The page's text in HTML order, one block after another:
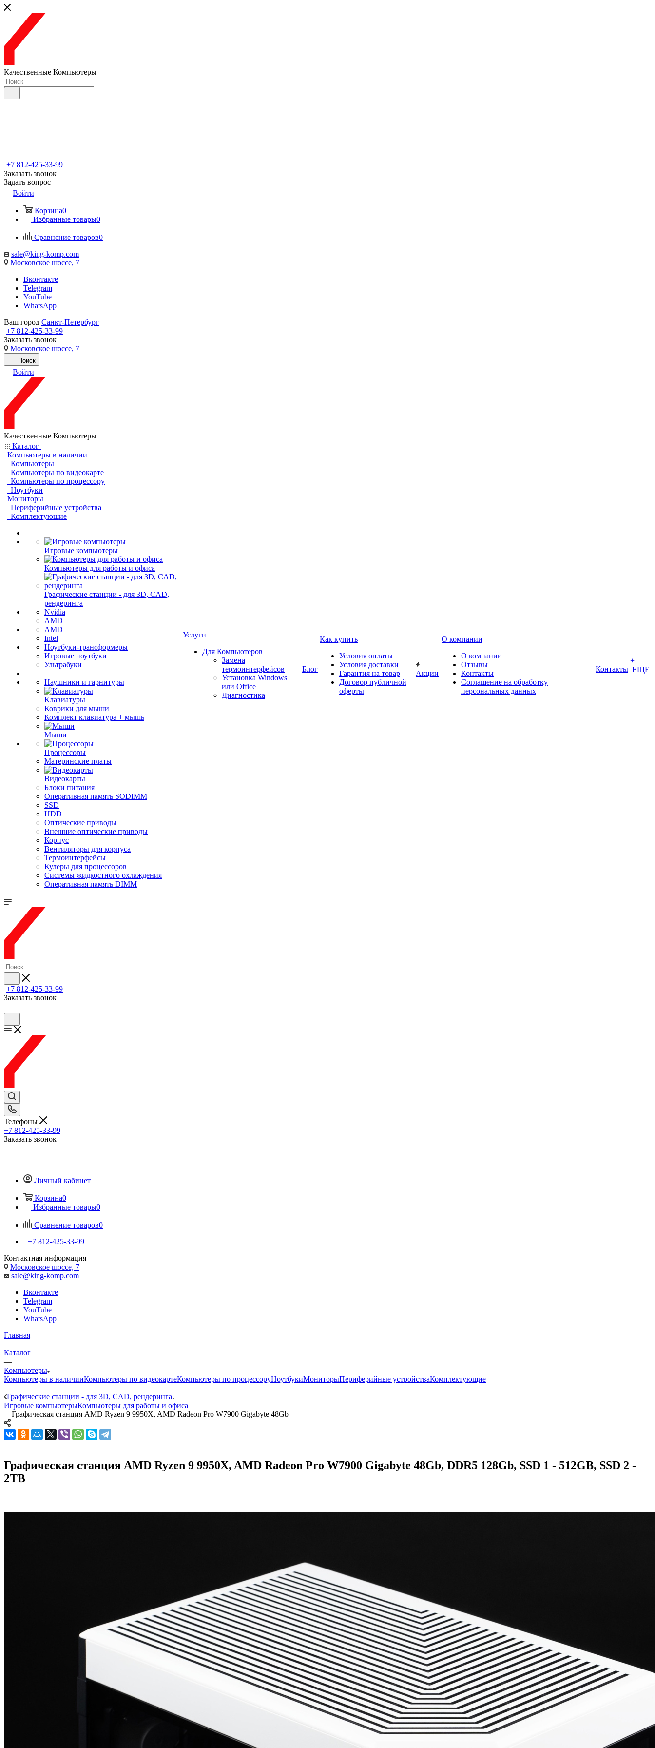
Качественные Компьютеры
+7 812-425-33-99
Заказать звонок
Задать вопрос
Войти
Корзина0
Избранные товары0
Сравнение товаров0
sale@king-komp.com
Московское шоссе, 7
Вконтакте
Telegram
YouTube
WhatsApp
Ваш город Санкт-Петербург
+7 812-425-33-99
Заказать звонок
Московское шоссе, 7
Поиск
Войти
Качественные Компьютеры
Каталог
Компьютеры в наличии
Компьютеры
Компьютеры по видеокарте
Компьютеры по процессору
Ноутбуки
Мониторы
Периферийные устройства
Комплектующие
Игровые компьютеры
Компьютеры для работы и офиса
Графические станции - для 3D, CAD,
рендеринга
Nvidia
AMD
AMD
Intel
Ноутбуки-трансформеры
Игровые ноутбуки
Ультрабуки
Наушники и гарнитуры
Клавиатуры
Коврики для мыши
Комплект клавиатура + мышь
Мыши
Процессоры
Материнские платы
Видеокарты
Блоки питания
Оперативная память SODIMM
SSD
HDD
Оптические приводы
Внешние оптические приводы
Корпус
Вентиляторы для корпуса
Термоинтерфейсы
Кулеры для процессоров
Системы жидкостного охлаждения
Оперативная память DIMM
Услуги
Для Компьютеров
Замена
термоинтерфейсов
Установка Windows
или Office
Диагностика
Блог
Как купить
Условия оплаты
Условия доставки
Гарантия на товар
Договор публичной
оферты
Акции
О компании
О компании
Отзывы
Контакты
Соглашение на обработку
персональных данных
Контакты
+
ЕЩЕ
+7 812-425-33-99
Заказать звонок
Телефоны
+7 812-425-33-99
Заказать звонок
Личный кабинет
Корзина0
Избранные товары0
Сравнение товаров0
+7 812-425-33-99
Контактная информация
Московское шоссе, 7
sale@king-komp.com
Вконтакте
Telegram
YouTube
WhatsApp
Главная
—
Каталог
—
Компьютеры
Компьютеры в наличииКомпьютеры по видеокартеКомпьютеры по процессоруНоутбукиМониторыПериферийные устройстваКомплектующие
—
Графические станции - для 3D, CAD, рендеринга
Игровые компьютерыКомпьютеры для работы и офиса
—Графическая станция AMD Ryzen 9 9950X, AMD Radeon Pro W7900 Gigabyte 48Gb
Графическая станция AMD Ryzen 9 9950X, AMD Radeon Pro W7900 Gigabyte 48Gb, DDR5 128Gb, SSD 1 - 512GB, SSD 2 -
2TB